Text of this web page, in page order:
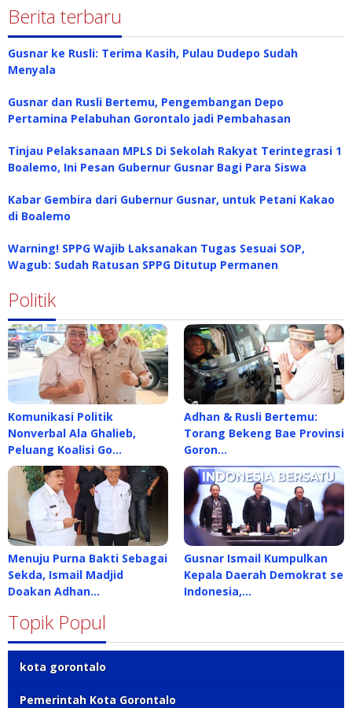
Berita terbaru
Gusnar ke Rusli: Terima Kasih, Pulau Dudepo Sudah
Menyala
Gusnar dan Rusli Bertemu, Pengembangan Depo
Pertamina Pelabuhan Gorontalo jadi Pembahasan
Tinjau Pelaksanaan MPLS Di Sekolah Rakyat Terintegrasi 1
Boalemo, Ini Pesan Gubernur Gusnar Bagi Para Siswa
Kabar Gembira dari Gubernur Gusnar, untuk Petani Kakao
di Boalemo
Warning! SPPG Wajib Laksanakan Tugas Sesuai SOP,
Wagub: Sudah Ratusan SPPG Ditutup Permanen
Politik
Komunikasi Politik
Nonverbal Ala Ghalieb,
Peluang Koalisi Go…
Adhan & Rusli Bertemu:
Torang Bekeng Bae Provinsi
Goron…
Menuju Purna Bakti Sebagai
Sekda, Ismail Madjid
Doakan Adhan…
Gusnar Ismail Kumpulkan
Kepala Daerah Demokrat se
Indonesia,…
Topik Popul
kota gorontalo
Pemerintah Kota Gorontalo